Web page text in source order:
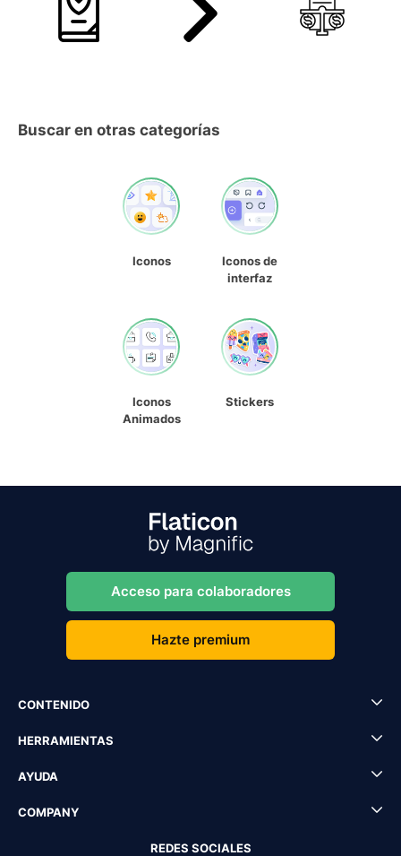
Buscar en otras categorías
Iconos
Iconos de
interfaz
Iconos
Animados
Stickers
Acceso para colaboradores
Hazte premium
CONTENIDO
HERRAMIENTAS
AYUDA
COMPANY
REDES SOCIALES